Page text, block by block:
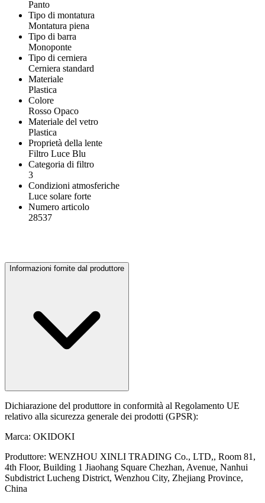
Panto
Tipo di montatura
Montatura piena
Tipo di barra
Monoponte
Tipo di cerniera
Cerniera standard
Materiale
Plastica
Colore
Rosso Opaco
Materiale del vetro
Plastica
Proprietà della lente
Filtro Luce Blu
Categoria di filtro
3
Condizioni atmosferiche
Luce solare forte
Numero articolo
28537
Informazioni fornite dal produttore
Dichiarazione del produttore in conformità al Regolamento UE
relativo alla sicurezza generale dei prodotti (GPSR):
Marca: OKIDOKI
Produttore: WENZHOU XINLI TRADING Co., LTD,, Room 81,
4th Floor, Building 1 Jiaohang Square Chezhan, Avenue, Nanhui
Subdistrict Lucheng District, Wenzhou City, Zhejiang Province,
China